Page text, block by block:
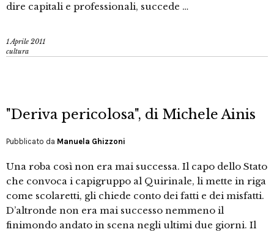
dire capitali e professionali, succede …
1 Aprile 2011
cultura
"Deriva pericolosa", di Michele Ainis
Pubblicato da Manuela Ghizzoni
Una roba così non era mai successa. Il capo dello Stato
che convoca i capigruppo al Quirinale, li mette in riga
come scolaretti, gli chiede conto dei fatti e dei misfatti.
D’altronde non era mai successo nemmeno il
finimondo andato in scena negli ultimi due giorni. Il